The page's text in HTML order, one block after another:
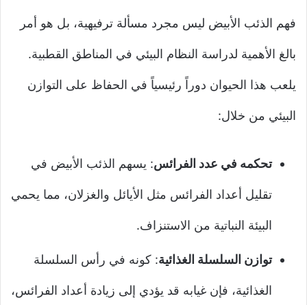
فهم الذئب الأبيض ليس مجرد مسألة ترفيهية، بل هو أمر
بالغ الأهمية لدراسة النظام البيئي في المناطق القطبية.
يلعب هذا الحيوان دوراً رئيسياً في الحفاظ على التوازن
البيئي من خلال:
تحكمه في عدد الفرائس: يسهم الذئب الأبيض في
تقليل أعداد الفرائس مثل الأيائل والغزلان، مما يحمي
البيئة النباتية من الاستنزاف.
توازن السلسلة الغذائية: كونه في رأس السلسلة
الغذائية، فإن غيابه قد يؤدي إلى زيادة أعداد الفرائس،